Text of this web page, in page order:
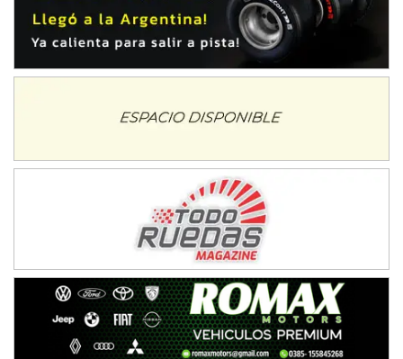
Ramiro Tot (Asfalto)
Baradero (Buenos Aires)
Ciudad de Trenque Lauquen (Asfalto)
ENTRERRIANO - F6 (POSTERGADA)
Moto Club Reginense (Tierra)
Gral. E. Godoy (Río Negro)
CSK - F7
Juventud Unida (Tierra)